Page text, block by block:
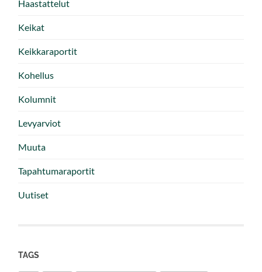
Haastattelut
Keikat
Keikkaraportit
Kohellus
Kolumnit
Levyarviot
Muuta
Tapahtumaraportit
Uutiset
TAGS